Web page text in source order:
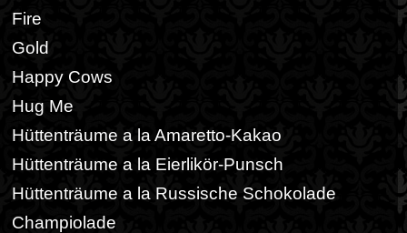
Fire
Gold
Happy Cows
Hug Me
Hüttenträume a la Amaretto-Kakao
Hüttenträume a la Eierlikör-Punsch
Hüttenträume a la Russische Schokolade
Champiolade